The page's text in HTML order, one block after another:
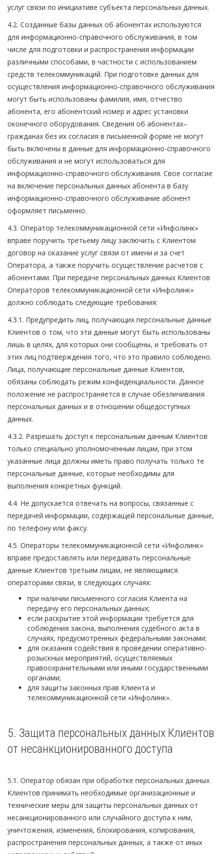
услуг связи по инициативе субъекта персональных данных.
4.2. Созданные базы данных об абонентах используются
для информационно-справочного обслуживания, в том
числе для подготовки и распространения информации
различными способами, в частности с использованием
средств телекоммуникаций. При подготовке данных для
осуществления информационно-справочного обслуживания
могут быть использованы фамилия, имя, отчество
абонента, его абонентский номер и адрес установки
оконечного оборудования. Сведения об абонентах–
гражданах без их согласия в письменной форме не могут
быть включены в данные для информационно-справочного
обслуживания и не могут использоваться для
информационно-справочного обслуживания. Свое согласие
на включение персональных данных абонента в базу
информационно-справочного обслуживание абонент
оформляет письменно.
4.3. Оператор телекоммуникационной сети «Инфолинк»
вправе поручить третьему лицу заключить с Клиентом
договор на оказание услуг связи от имени и за счет
Оператора, а также поручить осуществление расчетов с
абонентами. При передаче персональных данных Клиентов
Операторов телекоммуникационной сети «Инфолинк»
должно соблюдать следующие требования:
4.3.1. Предупредить лиц, получающих персональные данные
Клиентов о том, что эти данные могут быть использованы
лишь в целях, для которых они сообщены, и требовать от
этих лиц подтверждения того, что это правило соблюдено.
Лица, получающие персональные данные Клиентов,
обязаны соблюдать режим конфиденциальности. Данное
положение не распространяется в случае обезличивания
персональных данных и в отношении общедоступных
данных.
4.3.2. Разрешать доступ к персональным данным Клиентов
только специально уполномоченным лицам, при этом
указанные лица должны иметь право получать только те
персональные данные, которые необходимы для
выполнения конкретных функций.
4.4. Не допускается отвечать на вопросы, связанные с
передачей информации, содержащей персональные данные,
по телефону или факсу.
4.5. Операторы телекоммуникационной сети «Инфолинк»
вправе предоставлять или передавать персональные
данные Клиентов третьим лицам, не являющимся
операторами связи, в следующих случаях:
при наличии письменного согласия Клиента на
передачу его персональных данных;
если раскрытие этой информации требуется для
соблюдения закона, выполнения судебного акта в
случаях, предусмотренных федеральными законами;
для оказания содействия в проведении оперативно-
розыскных мероприятий, осуществляемых
правоохранительными или иными государственными
органами;
для защиты законных прав Клиента и
телекоммуникационной сети «Инфолинк».
5. Защита персональных данных Клиентов
от несанкционированного доступа
5.1. Оператор обязан при обработке персональных данных
Клиентов принимать необходимые организационные и
технические меры для защиты персональных данных от
несанкционированного или случайного доступа к ним,
уничтожения, изменения, блокирования, копирования,
распространения персональных данных, а также от иных